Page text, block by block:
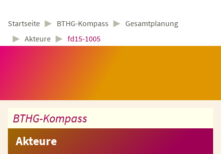
Startseite ► BTHG-Kompass ► Gesamtplanung
► Akteure ► fd15-1005
BTHG-Kompass
Akteure